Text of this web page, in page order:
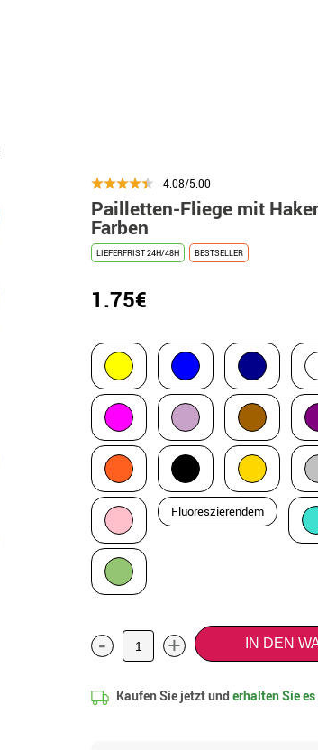
4.08/5.00
Pailletten-Fliege mit
Farben
LIEFERFRIST 24H/48H BESTSELLER
1.75€
Fluoreszierendem
- + IN DEN
Kaufen Sie jetzt und erhalten Sie